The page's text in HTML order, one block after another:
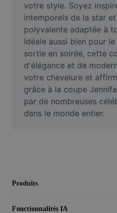
Éditeur de vidéos
Couper une vidéo
Ajouter des sous-titres à
Convertisseur de vidéo
votre style. Soyez
intemporels de la star
polyvalente adaptée à
Idéale aussi bien pour
sortie en soirée, cette
d'élégance et de
votre chevelure et
grâce à la coupe
par de nombreuses
dans le monde entier.
Produits
Fonctionnalités IA